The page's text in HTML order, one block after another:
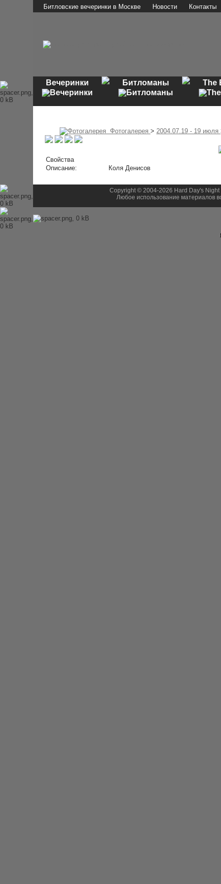
Битловские вечеринки в Москве Новости Контакты
Вечеринки Битломаны The
Фотогалерея > 2004.07.19 - 19 июля
Свойства
Описание:
Коля Денисов
Copyright © 2004-2026 Hard Day's
Любое использование материалов